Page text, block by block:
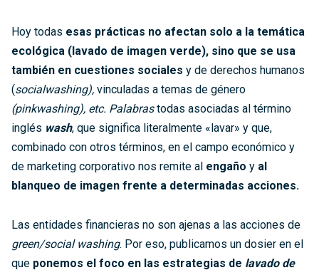
Hoy todas esas prácticas no afectan solo a la temática
ecológica (lavado de imagen verde), sino que se usa
también en cuestiones sociales y de derechos humanos
(socialwashing), vinculadas a temas de género
(pinkwashing), etc. Palabrastodas asociadas al término
inglés wash, que significa literalmente «lavar» y que,
combinado con otros términos, en el campo económico y
de marketing corporativo nos remite al engaño y al
blanqueo de imagen frente a determinadas acciones.
Las entidades financieras no son ajenas a las acciones de
green/social washing. Por eso, publicamos un dosier en el
que ponemos el foco en las estrategias de lavado de